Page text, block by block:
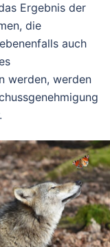
Ergebnis der
die
auch
werden, werden